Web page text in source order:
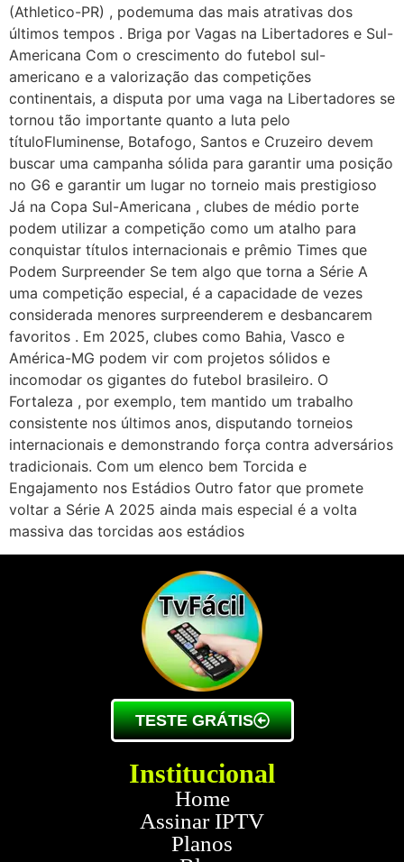
(Athletico-PR) , podemuma das mais atrativas dos
últimos tempos . Briga por Vagas na Libertadores e Sul-
Americana Com o crescimento do futebol sul-
americano e a valorização das competições
continentais, a disputa por uma vaga na Libertadores se
tornou tão importante quanto a luta pelo
títuloFluminense, Botafogo, Santos e Cruzeiro devem
buscar uma campanha sólida para garantir uma posição
no G6 e garantir um lugar no torneio mais prestigioso
Já na Copa Sul-Americana , clubes de médio porte
podem utilizar a competição como um atalho para
conquistar títulos internacionais e prêmio Times que
Podem Surpreender Se tem algo que torna a Série A
uma competição especial, é a capacidade de vezes
considerada menores surpreenderem e desbancarem
favoritos . Em 2025, clubes como Bahia, Vasco e
América-MG podem vir com projetos sólidos e
incomodar os gigantes do futebol brasileiro. O
Fortaleza , por exemplo, tem mantido um trabalho
consistente nos últimos anos, disputando torneios
internacionais e demonstrando força contra adversários
tradicionais. Com um elenco bem Torcida e
Engajamento nos Estádios Outro fator que promete
voltar a Série A 2025 ainda mais especial é a volta
massiva das torcidas aos estádios
TESTE GRÁTIS
Institucional
Home
Assinar IPTV
Planos